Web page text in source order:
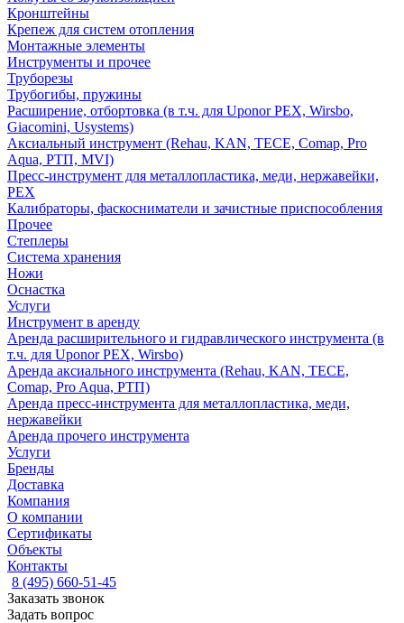
Кронштейны
Крепеж для систем отопления
Монтажные элементы
Инструменты и прочее
Труборезы
Трубогибы, пружины
Расширение, отбортовка (в т.ч. для Uponor PEX, Wirsbo,
Giacomini, Usystems)
Аксиальный инструмент (Rehau, KAN, TECE, Comap, Pro
Aqua, РТП, MVI)
Пресс-инструмент для металлопластика, меди, нержавейки,
PEX
Калибраторы, фаскосниматели и зачистные приспособления
Прочее
Степлеры
Система хранения
Ножи
Оснастка
Услуги
Инструмент в аренду
Аренда расширительного и гидравлического инструмента (в
т.ч. для Uponor PEX, Wirsbo)
Аренда аксиального инструмента (Rehau, KAN, TECE,
Comap, Pro Aqua, РТП)
Аренда пресс-инструмента для металлопластика, меди,
нержавейки
Аренда прочего инструмента
Услуги
Бренды
Доставка
Компания
О компании
Сертификаты
Объекты
Контакты
8 (495) 660-51-45
Заказать звонок
Задать вопрос